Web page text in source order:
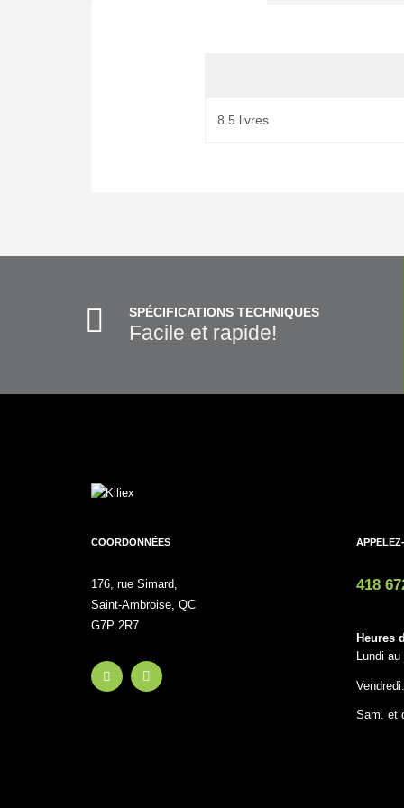
8.5 livres
SPÉCIFICATIONS TECHNIQUES
Facile et rapide!
COORDONNÉES
176, rue Simard,
Saint-Ambroise, QC
G7P 2R7
418
Heures
Lundi
Sam. et